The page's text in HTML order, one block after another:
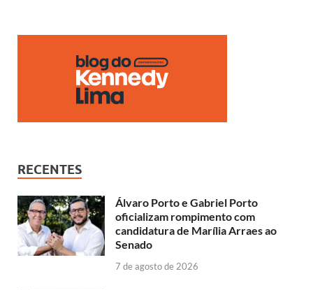
o A
p
p
Li
n
k
dI
n
RECENTES
Álvaro Porto e Gabriel Porto
oficializam rompimento com
candidatura de Marília Arraes ao
Senado
7 de agosto de 2026